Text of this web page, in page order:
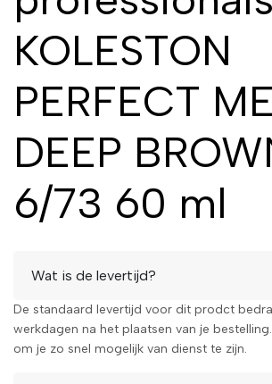
KOLESTON
PERFECT
DEEP
6/73 60 ml
Wat is de levertijd?
De standaard levertijd voor dit prodct
werkdagen na het plaatsen van je
om je zo snel mogelijk van dienst te zijn.